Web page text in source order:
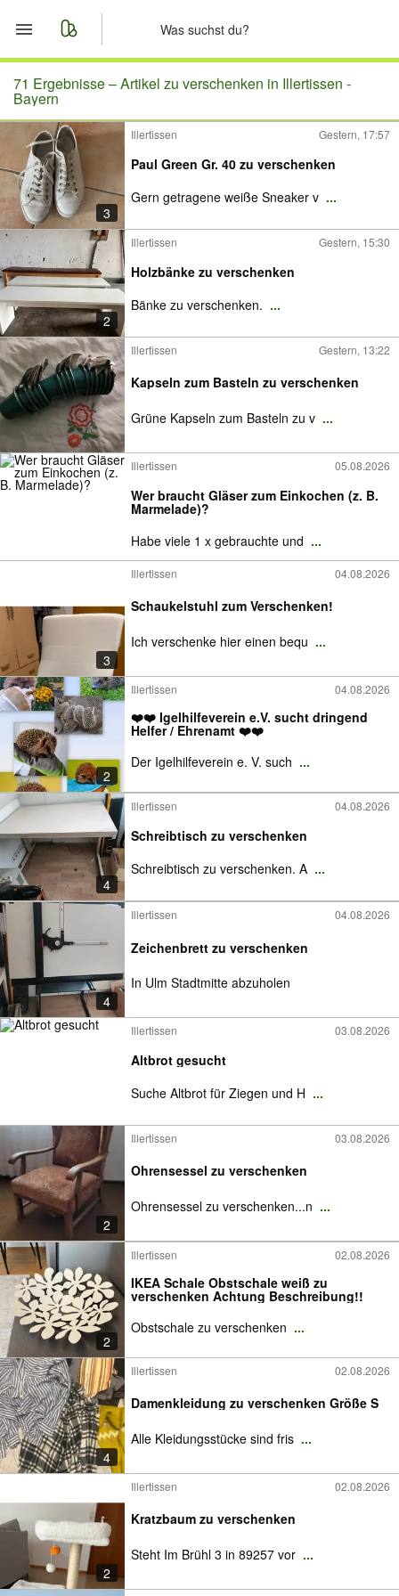
Start
Merkliste
Nachrichten
Anzeige aufgeben
71 Ergebnisse –Artikel zu verschenken in Illertissen -
Bayern
3
Illertissen Gestern, 17:57
Paul Green Gr. 40 zu verschenken
Gern getragene weiße Sneaker v ...
2
Illertissen Gestern, 15:30
Holzbänke zu verschenken
Bänke zu verschenken. ...
Illertissen Gestern, 13:22
Kapseln zum Basteln zu verschenken
Grüne Kapseln zum Basteln zu v ...
Illertissen 05.08.2026
Wer braucht Gläser zum Einkochen (z. B.
Marmelade)?
Habe viele 1 x gebrauchte und ...
3
Illertissen 04.08.2026
Schaukelstuhl zum Verschenken!
Ich verschenke hier einen bequ ...
2
Illertissen 04.08.2026
❤️❤️ Igelhilfeverein e.V. sucht dringend
Helfer / Ehrenamt ❤️❤️
Der Igelhilfeverein e. V. such ...
4
Illertissen 04.08.2026
Schreibtisch zu verschenken
Schreibtisch zu verschenken. A ...
4
Illertissen 04.08.2026
Zeichenbrett zu verschenken
In Ulm Stadtmitte abzuholen
Illertissen 03.08.2026
Altbrot gesucht
Suche Altbrot für Ziegen und H ...
2
Illertissen 03.08.2026
Ohrensessel zu verschenken
Ohrensessel zu verschenken...n ...
2
Illertissen 02.08.2026
IKEA Schale Obstschale weiß zu
verschenken Achtung Beschreibung!!
Obstschale zu verschenken ...
4
Illertissen 02.08.2026
Damenkleidung zu verschenken Größe S
Alle Kleidungsstücke sind fris ...
2
Illertissen 02.08.2026
Kratzbaum zu verschenken
Steht Im Brühl 3 in 89257 vor ...